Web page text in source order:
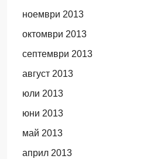
ноември 2013
октомври 2013
септември 2013
август 2013
юли 2013
юни 2013
май 2013
април 2013